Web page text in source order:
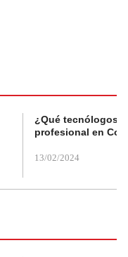
¿Qué tecnólogos
profesional en
13/02/2024